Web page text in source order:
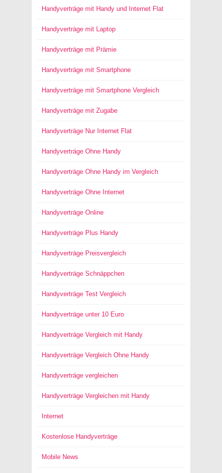
Handyverträge mit Handy und Internet Flat
Handyverträge mit Laptop
Handyverträge mit Prämie
Handyverträge mit Smartphone
Handyverträge mit Smartphone Vergleich
Handyverträge mit Zugabe
Handyverträge Nur Internet Flat
Handyverträge Ohne Handy
Handyverträge Ohne Handy im Vergleich
Handyverträge Ohne Internet
Handyverträge Online
Handyverträge Plus Handy
Handyverträge Preisvergleich
Handyverträge Schnäppchen
Handyverträge Test Vergleich
Handyverträge unter 10 Euro
Handyverträge Vergleich mit Handy
Handyverträge Vergleich Ohne Handy
Handyverträge vergleichen
Handyverträge Vergleichen mit Handy
Internet
Kostenlose Handyverträge
Mobile News